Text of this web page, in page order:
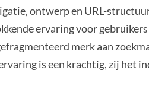
ontwerp en URL-
ervaring voor
merk aan
is een krachtig, zij het